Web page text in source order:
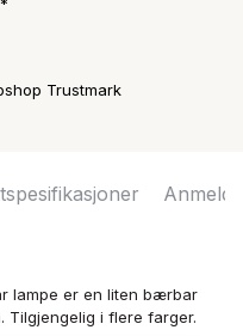
Trustmark
lampe er en liten bærbar
Tilgjengelig i flere farger.